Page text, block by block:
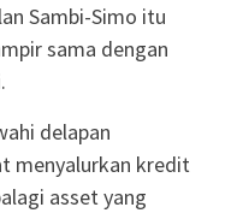
Sambi-Simo itu
sama dengan
delapan
menyalurkan kredit
asset yang